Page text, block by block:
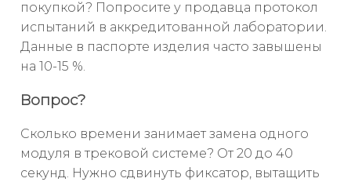
покупкой? Попросите у продавца протокол
испытаний в аккредитованной лаборатории.
Данные в паспорте изделия часто завышены
на 10-15 %.
Вопрос?
Сколько времени занимает замена одного
модуля в трековой системе? От 20 до 40
секунд. Нужно сдвинуть фиксатор, вытащить